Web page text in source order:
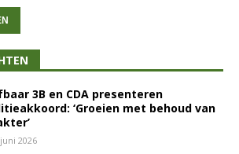
3B en CDA presenteren
‘Groeien met behoud van
2026